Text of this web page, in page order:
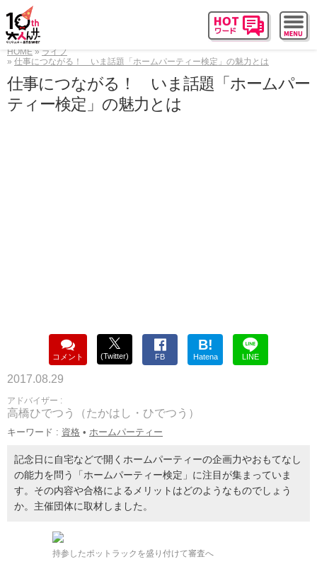
HOME
ライフ
仕事につながる！ いま話題「ホームパーティー検定」の魅力とは
仕事につながる！ いま話題「ホームパー
ティー検定」の魅力とは
コメント (Twitter) FB
B!
Hatena LINE
2017.08.29
アドバイザー :
高橋ひでつう（たかはし・ひでつう）
キーワード : 資格 • ホームパーティー
記念日に自宅などで開くホームパーティーの企画力やおもてなし
の能力を問う「ホームパーティー検定」に注目が集まっていま
す。その内容や合格によるメリットはどのようなものでしょう
か。主催団体に取材しました。
持参したポットラックを盛り付けて審査へ